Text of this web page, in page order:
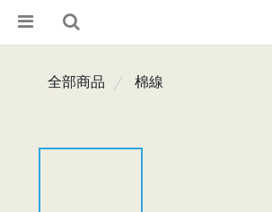
全部商品 棉線